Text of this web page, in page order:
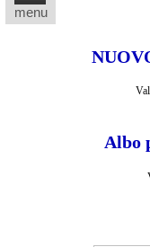
menu
Albo